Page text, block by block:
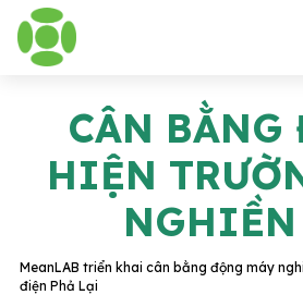
CÂN BẰNG
HIỆN
MeanLAB triển khai cân bằng động máy
điện Phả Lại